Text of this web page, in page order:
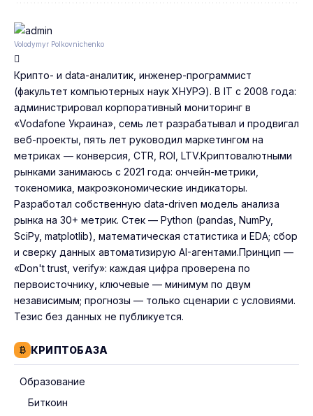
Volodymyr Polkovnichenko
Крипто- и data-аналитик, инженер-программист
(факультет компьютерных наук ХНУРЭ). В IT с 2008 года:
администрировал корпоративный мониторинг в
«Vodafone Украина», семь лет разрабатывал и продвигал
веб-проекты, пять лет руководил маркетингом на
метриках — конверсия, CTR, ROI, LTV.Криптовалютными
рынками занимаюсь с 2021 года: ончейн-метрики,
токеномика, макроэкономические индикаторы.
Разработал собственную data-driven модель анализа
рынка на 30+ метрик. Стек — Python (pandas, NumPy,
SciPy, matplotlib), математическая статистика и EDA; сбор
и сверку данных автоматизирую AI-агентами.Принцип —
«Don't trust, verify»: каждая цифра проверена по
первоисточнику, ключевые — минимум по двум
независимым; прогнозы — только сценарии с условиями.
Тезис без данных не публикуется.
КРИПТОБАЗА
Образование
Биткоин